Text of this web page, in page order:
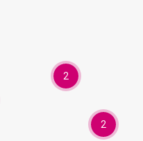
2
2